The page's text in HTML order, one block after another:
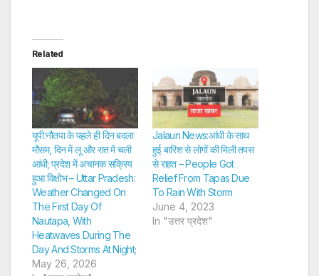
Related
यूपी:नौतपा के पहले ही दिन बदला
मौसम, दिन में लू और रात में चली
आंधी; प्रदेश में अचानक सक्रिय
हुआ विक्षोभ – Uttar Pradesh:
Weather Changed On
The First Day Of
Nautapa, With
Heatwaves During The
Day And Storms At Night;
May 26, 2026
Jalaun News:आंधी के साथ
हुई बारिश से लोगों की मिली तपस
से राहत – People Got
Relief From Tapas Due
To Rain With Storm
June 4, 2023
In "उत्तर प्रदेश"